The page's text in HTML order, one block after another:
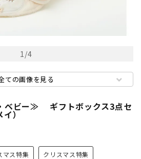
1/4
ての画像を見る
ベビー≫ ギフトボックス3点セ
イ）
マス特集 クリスマス特集